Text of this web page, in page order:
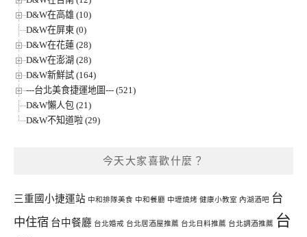
D&W在高雄 (10)
D&W在屏東 (0)
D&W在花蓮 (28)
D&W在澎湖 (28)
D&W新鮮試 (164)
---台北美食捷運地圖--- (521)
D&W懶人包 (21)
D&W不知道啦 (29)
今天大家喜歡什麼？
三重國小捷運站 中和排隊美食 中和餐廳 中壢燒烤 健康小教室 內湖酒吧 台
中住宿 台中餐廳 台北婚戒 台北居酒屋推薦 台北日料推薦 台北調酒推薦 台